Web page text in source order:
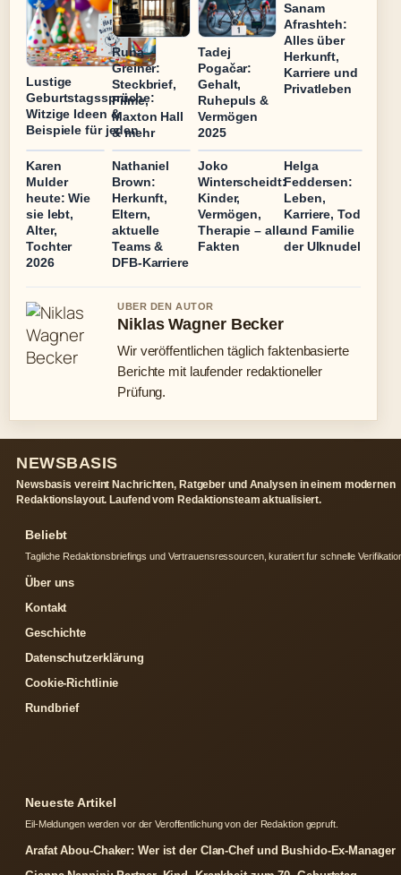
Lustige
Geburtstagssprüche:
Witzige Ideen &
Beispiele für jeden
Runa
Greiner:
Steckbrief,
Filme,
Maxton Hall
& mehr
Tadej
Pogačar:
Gehalt,
Ruhepuls &
Vermögen
2025
Sanam
Afrashteh:
Alles über
Herkunft,
Karriere und
Privatleben
Karen
Mulder
heute: Wie
sie lebt,
Alter,
Tochter
2026
Nathaniel
Brown:
Herkunft,
Eltern,
aktuelle
Teams &
DFB-Karriere
Joko
Winterscheidt:
Kinder,
Vermögen,
Therapie – alle
Fakten
Helga
Feddersen:
Leben,
Karriere, Tod
und Familie
der Ulknudel
UBER DEN AUTOR
Niklas Wagner Becker
Wir veröffentlichen täglich faktenbasierte
Berichte mit laufender redaktioneller
Prüfung.
NEWSBASIS
Newsbasis vereint Nachrichten, Ratgeber und Analysen in einem modernen
Redaktionslayout. Laufend vom Redaktionsteam aktualisiert.
Beliebt
Tagliche Redaktionsbriefings und Vertrauensressourcen, kuratiert fur schnelle
Über uns
Kontakt
Geschichte
Datenschutzerklärung
Cookie-Richtlinie
Rundbrief
Neueste Artikel
Eil-Meldungen werden vor der Veroffentlichung von der Redaktion gepruft.
Arafat Abou-Chaker: Wer ist der Clan-Chef und Bushido-Ex-Manager